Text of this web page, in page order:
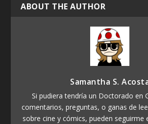
ABOUT THE AUTHOR
Samantha S.
Si pudiera tendría un Doctorado en
comentarios, preguntas, o ganas de
sobre cine y cómics, pueden